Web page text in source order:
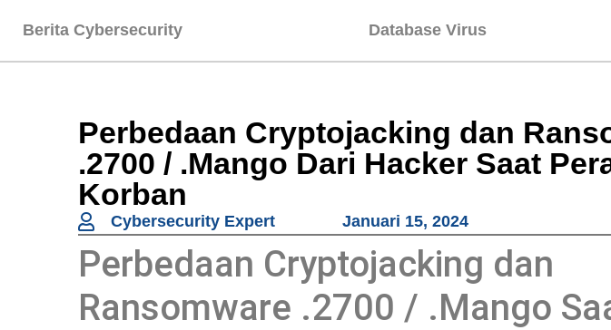
Berita Cybersecurity Database Virus
Perbedaan Cryptojacking dan
.2700 / .Mango Dari Hacker Saat
Korban
Cybersecurity Expert Januari 15, 2024
Perbedaan Cryptojacking dan
Ransomware .2700 / .Mango